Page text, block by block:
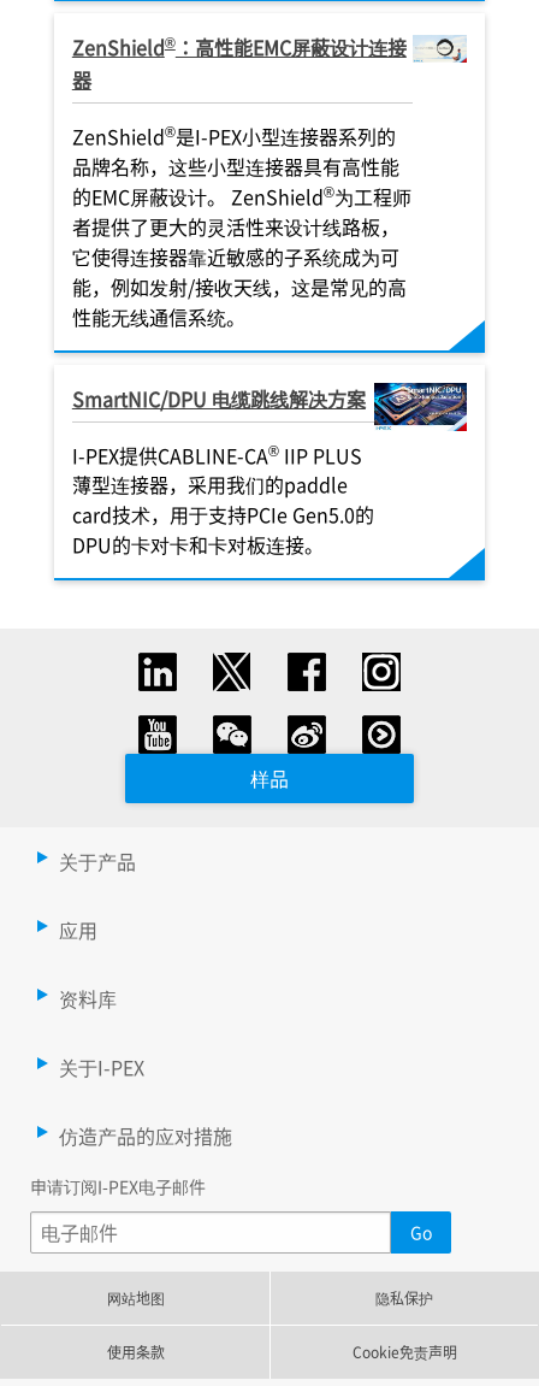
ZenShield®：高性能EMC屏蔽设计连接
器
ZenShield®是I-PEX小型连接器系列的
品牌名称，这些小型连接器具有高性能
的EMC屏蔽设计。 ZenShield®为工程师
者提供了更大的灵活性来设计线路板，
它使得连接器靠近敏感的子系统成为可
能，例如发射/接收天线，这是常见的高
性能无线通信系统。
SmartNIC/DPU 电缆跳线解决方案
I-PEX提供CABLINE-CA®IIP PLUS
薄型连接器，采用我们的paddle
card技术，用于支持PCIe Gen5.0的
DPU的卡对卡和卡对板连接。
样品
关于产品
应用
资料库
关于I-PEX
仿造产品的应对措施
申请订阅I-PEX电子邮件
网站地图 隐私保护
使用条款 Cookie免责声明